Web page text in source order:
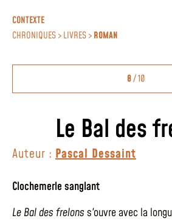
CONTEXTE
CHRONIQUES > LIVRES >ROMAN
8/ 10
Le Bal des
Auteur : Pascal Dessaint
Clochemerle sanglant
Le Bal des frelonss'ouvre avec la